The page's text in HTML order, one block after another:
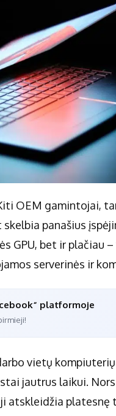
OEM gamintojai,
panašius
GPU, bet ir plačiau
serverinės ir
platformoje
vietų
jautrus laikui. Nors
atskleidžia